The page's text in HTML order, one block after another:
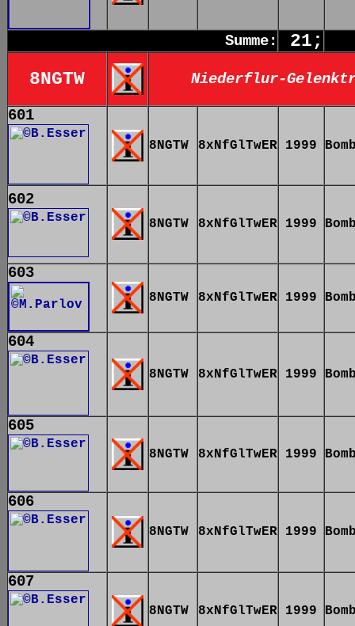
Summe:
21;
8NGTW
Niederflur-
601
8NGTW 8xNfGlTwER 1999
602
8NGTW 8xNfGlTwER 1999
603
8NGTW 8xNfGlTwER 1999
604
8NGTW 8xNfGlTwER 1999
605
8NGTW 8xNfGlTwER 1999
606
8NGTW 8xNfGlTwER 1999
607
8NGTW 8xNfGlTwER 1999